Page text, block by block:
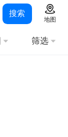
搜索
地图
筛选